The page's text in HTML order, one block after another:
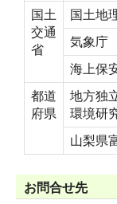
国土
交通
省
国土地
気象庁
海上保
都道
府県
地方独
環境研
山梨県
お問合せ先